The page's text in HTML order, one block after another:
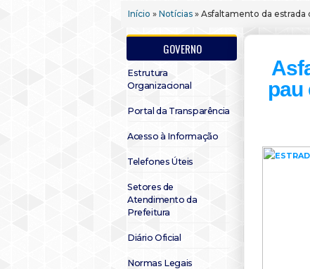
Início » Notícias » Asfaltamento da estrada
GOVERNO
Estrutura
Organizacional
Portal da Transparência
Acesso à Informação
Telefones Úteis
Setores de
Atendimento da
Prefeitura
Diário Oficial
Normas Legais
pau